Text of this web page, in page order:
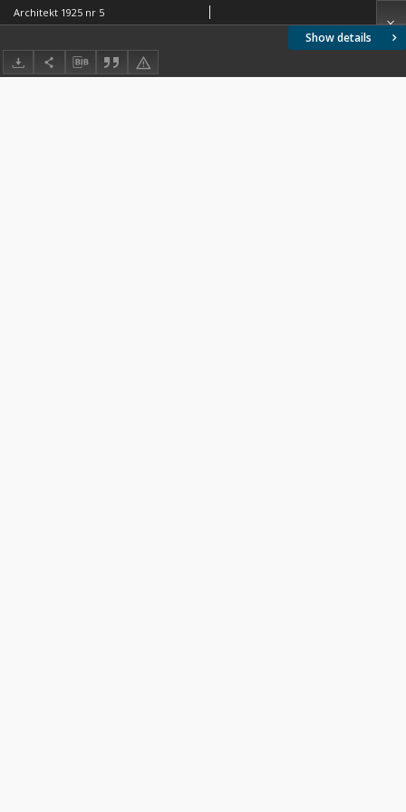
Show details
Architekt 1925 nr 5